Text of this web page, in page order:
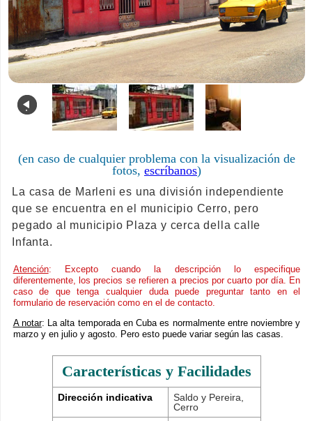
.
(en caso de cualquier problema con la visualización de
fotos, escríbanos)
La casa de Marleni es una división independiente
que se encuentra en el municipio Cerro, pero
pegado al municipio Plaza y cerca della calle
Infanta.
Atención: Excepto cuando la descripción lo especifique
diferentemente, los precios se refieren a precios por cuarto por día. En
caso de que tenga cualquier duda puede preguntar tanto en el
formulario de reservación como en el de contacto.
A notar: La alta temporada en Cuba es normalmente entre noviembre y
marzo y en julio y agosto. Pero esto puede variar según las casas.
Características y Facilidades
Dirección indicativa
Saldo y Pereira,
Cerro